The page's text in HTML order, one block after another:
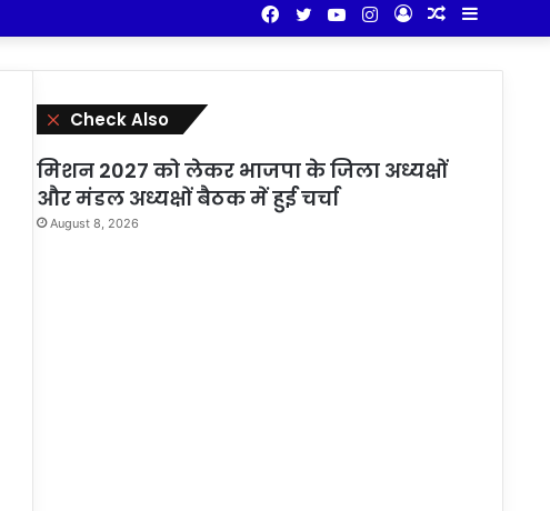
forSidebar
Random
Log
Instagram
YouTube
Twitter
Facebook
Check Also
Close
मिशन 2027 को लेकर भाजपा के जिला अध्यक्षों
और मंडल अध्यक्षों बैठक में हुई चर्चा
August 8, 2026